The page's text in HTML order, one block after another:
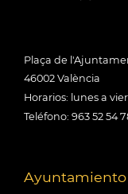
Plaça de
46002 València
Horarios: lunes a
Teléfono: 963 52 54
Ayuntamiento